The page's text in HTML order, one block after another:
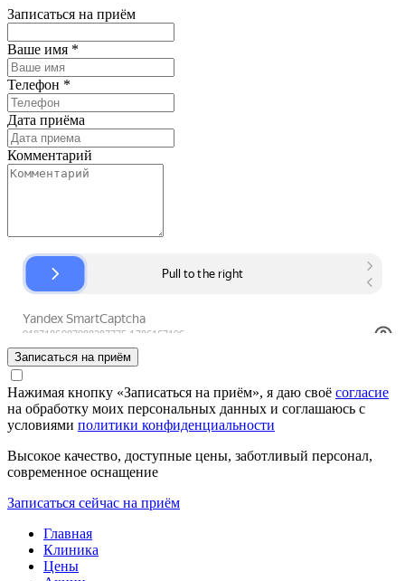
Записаться на приём
Ваше имя *
Телефон *
Дата приёма
Комментарий
Записаться на приём
Нажимая кнопку «Записаться на приём», я даю своё согласие
на обработку моих персональных данных и соглашаюсь с
условиями политики конфиденциальности
Высокое качество, доступные цены, заботливый персонал,
современное оснащение
Записаться сейчас на приём
Главная
Клиника
Цены